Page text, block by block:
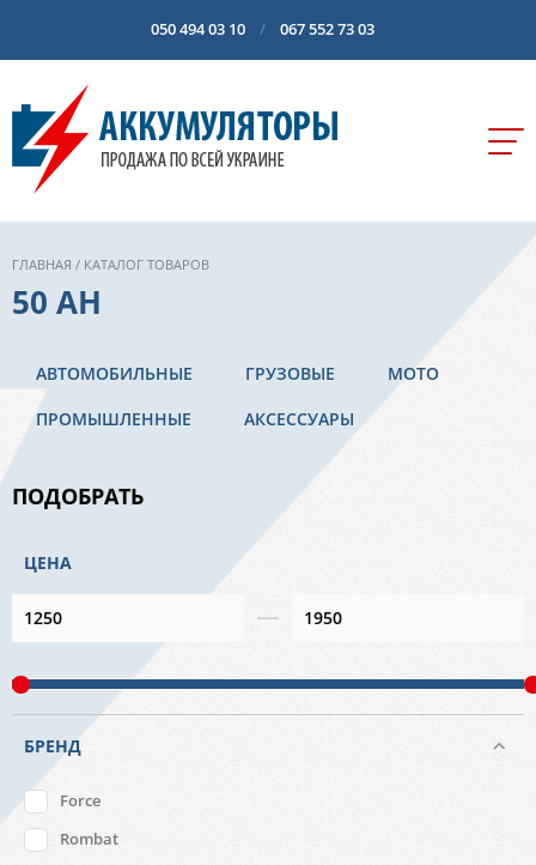
050 494 03 10 067 552 73 03
ГЛАВНАЯ / КАТАЛОГ ТОВАРОВ
50 AH
АВТОМОБИЛЬНЫЕ ГРУЗОВЫЕ
МОТО
ПРОМЫШЛЕННЫЕ
АКСЕССУАРЫ
ПОДОБРАТЬ
ЦЕНА
БРЕНД
Force
Rombat